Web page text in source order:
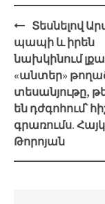
Post
navigation
Տեսնելով
պապի և իրեն
նախկինում
«անտեր»
տեսանյութը,
են դժգոհում՝
գրառումս. Հայկ
Թորոյան